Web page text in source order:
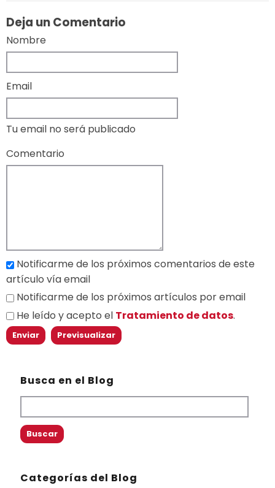
Busca en el Blog
Categorías del Blog
Deja un Comentario
Nombre
Email
Tu email no será publicado
Comentario
Notificarme de los próximos comentarios de este
artículo vía email
Notificarme de los próximos artículos por email
He leído y acepto el Tratamiento de datos.